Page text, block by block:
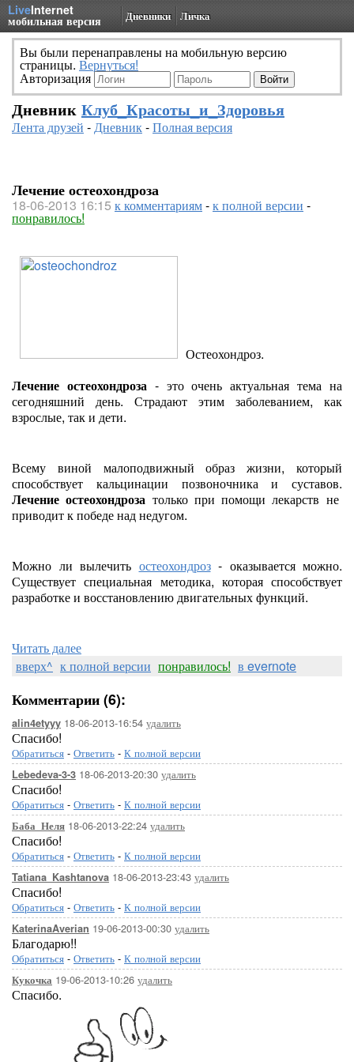
LiveInternet
мобильная версия Дневники Личка
Вы были перенаправлены на мобильную версию
страницы. Вернуться!
Авторизация
Дневник Клуб_Красоты_и_Здоровья
Лента друзей -Дневник-Полная версия
Лечение остеохондроза
18-06-2013 16:15 к комментариям-к полной версии -
понравилось!
Остеохондроз.
Лечение остеохондроза- это очень актуальная тема на
сегодняшний день. Страдают этим заболеванием, как
взрослые, так и дети.
Всему виной малоподвижный образ жизни, который
способствует кальцинации позвоночника и суставов.
Лечение остеохондроза только при помощи лекарств не
приводит к победе над недугом.
Можно ли вылечить остеохондроз- оказывается можно.
Существует специальная методика, которая способствует
разработке и восстановлению двигательных функций.
Читать далее
вверх^ к полной версии понравилось! в evernote
Комментарии (6):
alin4etyyy 18-06-2013-16:54 удалить
Спасибо!
Обратиться - Ответить - К полной версии
Lebedeva-3-3 18-06-2013-20:30 удалить
Спасибо!
Обратиться - Ответить - К полной версии
Баба_Неля 18-06-2013-22:24 удалить
Спасибо!
Обратиться - Ответить - К полной версии
Tatiana_Kashtanova 18-06-2013-23:43 удалить
Спасибо!
Обратиться - Ответить - К полной версии
KaterinaAverian 19-06-2013-00:30 удалить
Благодарю!!
Обратиться - Ответить - К полной версии
Кукочка 19-06-2013-10:26 удалить
Спасибо.